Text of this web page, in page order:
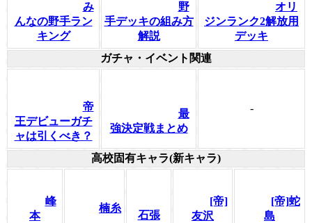
み
んなの野手ラン
キング
野
手デッキの組み方
解説
オリ
ジンランク2解放用
デッキ
ガチャ・イベント関連
帝
王デビューガチ
ャは引くべき？
最
強決定戦まとめ
-
高校固有キャラ(新キャラ)
峰
本
楠糸
石張
[帝]
友沢
[帝]蛇
島